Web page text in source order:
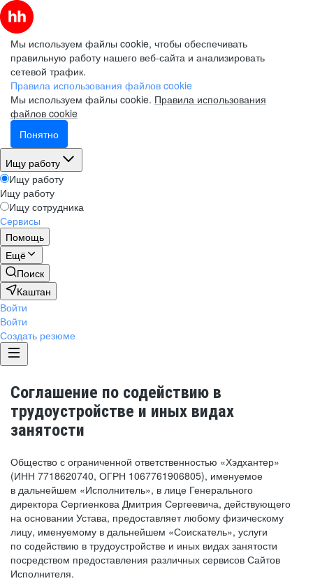
Мы используем файлы cookie, чтобы обеспечивать
правильную работу нашего веб-сайта и анализировать
сетевой трафик.
Правила использования файлов cookie
Мы используем файлы cookie. Правила использования
файлов cookie
Понятно
Ищу работу
Ищу работу
Ищу работу
Ищу сотрудника
Сервисы
Помощь
Ещё
Поиск
Каштан
Войти
Войти
Создать резюме
Соглашение по содействию в
трудоустройстве и иных видах
занятости
Общество с ограниченной ответственностью «Хэдхантер»
(ИНН 7718620740, ОГРН 1067761906805), именуемое
в дальнейшем «Исполнитель», в лице Генерального
директора Сергиенкова Дмитрия Сергеевича, действующего
на основании Устава, предоставляет любому физическому
лицу, именуемому в дальнейшем «Соискатель», услуги
по содействию в трудоустройстве и иных видах занятости
посредством предоставления различных сервисов Сайтов
Исполнителя.